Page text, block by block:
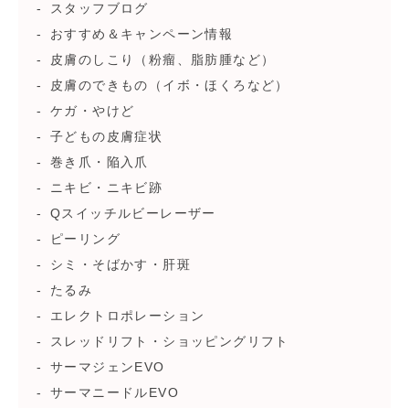
スタッフブログ
おすすめ＆キャンペーン情報
皮膚のしこり（粉瘤、脂肪腫など）
皮膚のできもの（イボ・ほくろなど）
ケガ・やけど
子どもの皮膚症状
巻き爪・陥入爪
ニキビ・ニキビ跡
Qスイッチルビーレーザー
ピーリング
シミ・そばかす・肝斑
たるみ
エレクトロポレーション
スレッドリフト・ショッピングリフト
サーマジェンEVO
サーマニードルEVO